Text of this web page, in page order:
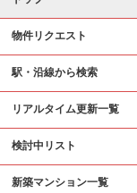
物件リクエスト
駅・沿線から検索
リアルタイム更新一覧
検討中リスト
新築マンション一覧